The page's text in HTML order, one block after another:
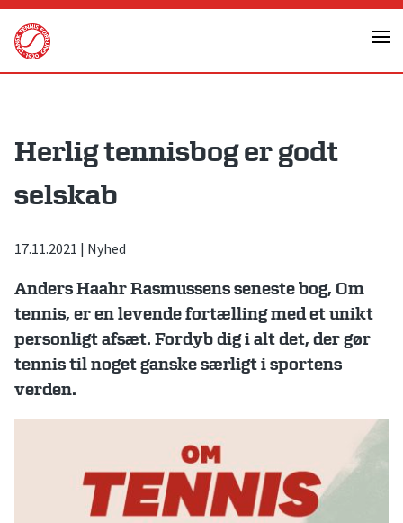
Skip
content
Herlig tennisbog er godt
selskab
17.11.2021 | Nyhed
Anders Haahr Rasmussens seneste bog, Om
tennis, er en levende fortælling med et unikt
personligt afsæt. Fordyb dig i alt det, der gør
tennis til noget ganske særligt i sportens
verden.